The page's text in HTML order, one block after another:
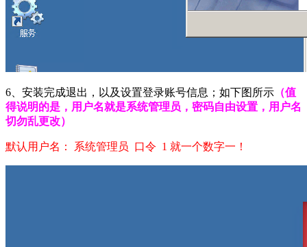
6、安装完成退出，以及设置登录账号信息；如下图所示 （值
得说明的是，用户名就是系统管理员，密码自由设置，用户名
切勿乱更改）
默认用户名： 系统管理员 口令 1 就一个数字一！